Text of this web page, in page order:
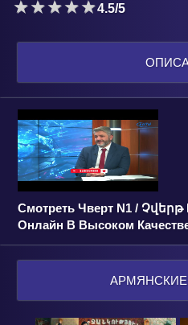
4.5/5
Смотреть Чверт N1 / Չվերթ
Онлайн В Высоком